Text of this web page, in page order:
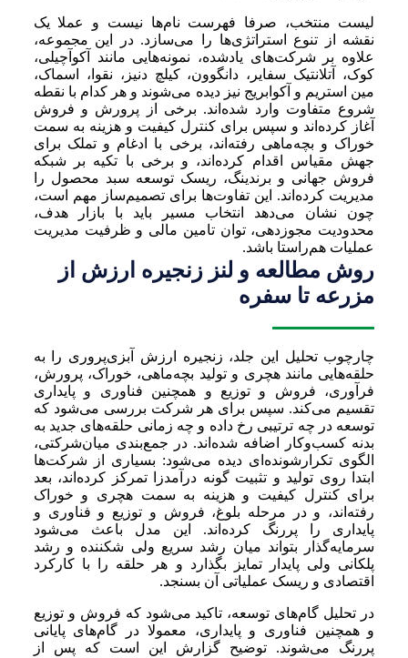
لیست منتخب، صرفا فهرست نام‌ها نیست و عملا یک
نقشه از تنوع استراتژی‌ها را می‌سازد. در این مجموعه،
علاوه بر شرکت‌های یادشده، نمونه‌هایی مانند آکوآچیلی،
کوک، آتلانتیک سفایر، دانگوون، کیلچ دنیز، نقوا، اسماک،
مین استریم و آکوابریج نیز دیده می‌شوند و هر کدام با نقطه
شروع متفاوت وارد شده‌اند. برخی از پرورش و فروش
آغاز کرده‌اند و سپس برای کنترل کیفیت و هزینه به سمت
خوراک و بچه‌ماهی رفته‌اند، برخی با ادغام و تملک برای
جهش مقیاس اقدام کرده‌اند، و برخی با تکیه بر شبکه
فروش جهانی و برندینگ، ریسک توسعه سبد محصول را
مدیریت کرده‌اند. این تفاوت‌ها برای تصمیم‌ساز مهم است،
چون نشان می‌دهد انتخاب مسیر باید با بازار هدف،
محدودیت مجوزدهی، توان تامین مالی و ظرفیت مدیریت
عملیات هم‌راستا باشد.
روش مطالعه و لنز زنجیره ارزش از
مزرعه تا سفره
چارچوب تحلیل این جلد، زنجیره ارزش آبزی‌پروری را به
حلقه‌هایی مانند هچری و تولید بچه‌ماهی، خوراک، پرورش،
فرآوری، فروش و توزیع و همچنین فناوری و پایداری
تقسیم می‌کند. سپس برای هر شرکت بررسی می‌شود که
توسعه در چه ترتیبی رخ داده و چه زمانی حلقه‌های جدید به
بدنه کسب‌وکار اضافه شده‌اند. در جمع‌بندی میان‌شرکتی،
الگوی تکرارشونده‌ای دیده می‌شود: بسیاری از شرکت‌ها
ابتدا روی تولید و تثبیت گونه درآمدزا تمرکز کرده‌اند، بعد
برای کنترل کیفیت و هزینه به سمت هچری و خوراک
رفته‌اند، و در مرحله بلوغ، فروش و توزیع و فناوری و
پایداری را پررنگ کرده‌اند. این مدل باعث می‌شود
سرمایه‌گذار بتواند میان رشد سریع ولی شکننده و رشد
پلکانی ولی پایدار تمایز بگذارد و هر حلقه را با کارکرد
اقتصادی و ریسک عملیاتی آن بسنجد.
در تحلیل گام‌های توسعه، تاکید می‌شود که فروش و توزیع
و همچنین فناوری و پایداری، معمولا در گام‌های پایانی
پررنگ می‌شوند. توضیح گزارش این است که پس از